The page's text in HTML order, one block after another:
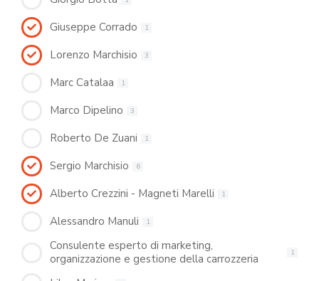
Giuseppe Corrado 1
Lorenzo Marchisio 3
Marc Catalaa 1
Marco Dipelino 3
Roberto De Zuani 1
Sergio Marchisio 6
Alberto Crezzini - Magneti Marelli 1
Alessandro Manuli 1
Consulente esperto di marketing,
organizzazione e gestione della carrozzeria
1